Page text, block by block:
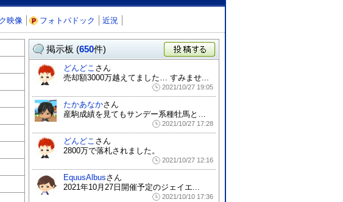
映像 フォトパドック 近況
掲示板 (650件)
投稿する
どんどこ さん
売却額3000万越えてました… すみませ...
2021/10/27 19:05
たかあなかさん
産駒成績を見てもサンデー系種牡馬との相性...
2021/10/27 17:28
どんどこ さん
2800万で落札されました。
2021/10/27 12:16
EquusAlbusさん
2021年10月27日開催予定のジェイエ...
2021/10/10 17:36